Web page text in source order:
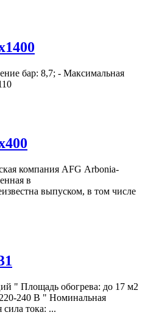
бар: 8,7; - Максимальная
компания AFG Arbonia-
в
выпуском, в том числе
" Площадь обогрева: до 17 м2
240 В " Номинальная
тока: ...